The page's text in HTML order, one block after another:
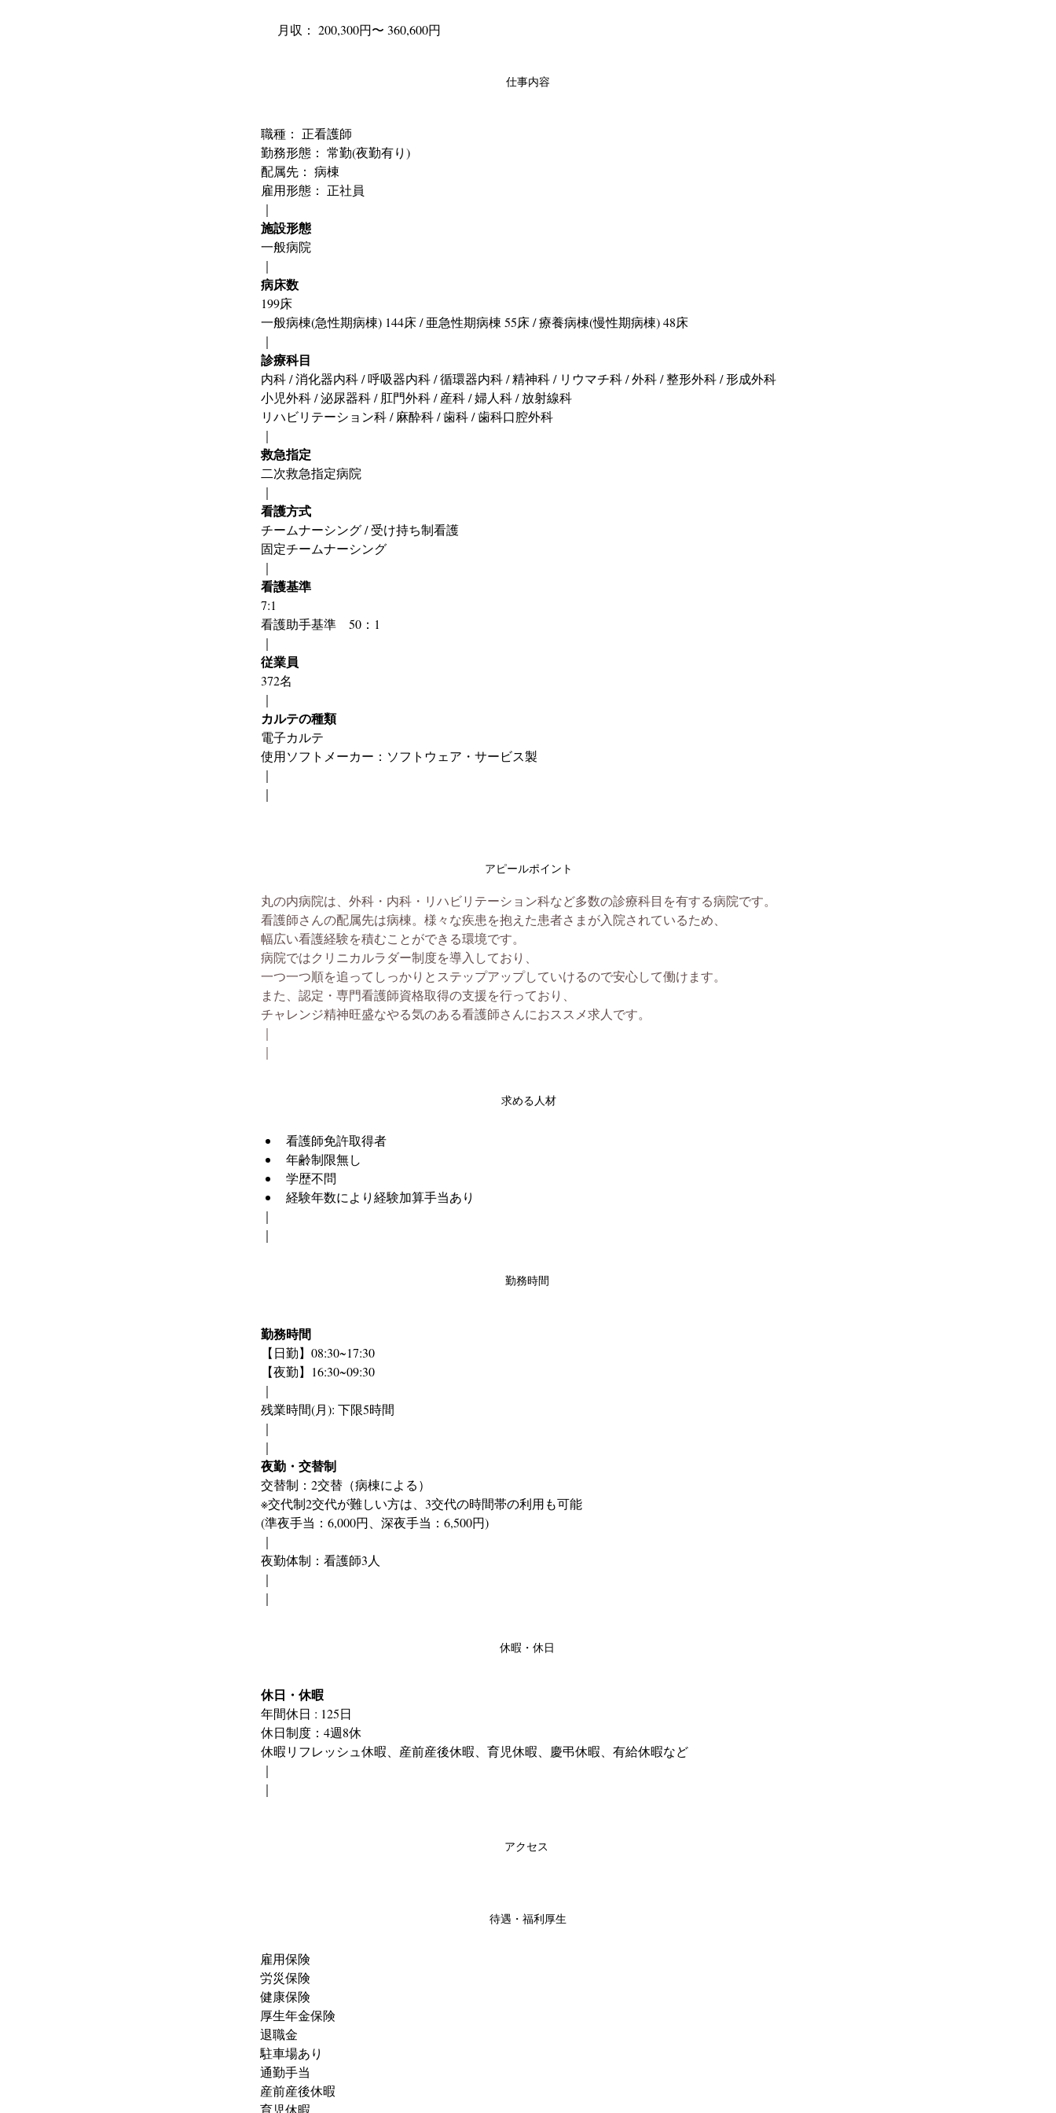
月収： 200,300円〜 360,600円
仕事内容
職種： 正看護師
勤務形態： 常勤(夜勤有り)
配属先： 病棟
雇用形態： 正社員
｜
施設形態
一般病院
｜
病床数
199床
一般病棟(急性期病棟) 144床 / 亜急性期病棟 55床 / 療養病棟(慢性期病棟) 48床
｜
診療科目
内科 / 消化器内科 / 呼吸器内科 / 循環器内科 / 精神科 / リウマチ科 / 外科 / 整形外科 / 形成外科
小児外科 / 泌尿器科 / 肛門外科 / 産科 / 婦人科 / 放射線科
リハビリテーション科 / 麻酔科 / 歯科 / 歯科口腔外科
｜
救急指定
二次救急指定病院
｜
看護方式
チームナーシング / 受け持ち制看護
固定チームナーシング
｜
看護基準
7:1
看護助手基準　50：1
｜
従業員
372名
｜
カルテの種類
電子カルテ
使用ソフトメーカー：ソフトウェア・サービス製
｜
｜
アピールポイント
丸の内病院は、外科・内科・リハビリテーション科など多数の診療科目を有する病院です。
看護師さんの配属先は病棟。様々な疾患を抱えた患者さまが入院されているため、
幅広い看護経験を積むことができる環境です。
病院ではクリニカルラダー制度を導入しており、
一つ一つ順を追ってしっかりとステップアップしていけるので安心して働けます。
また、認定・専門看護師資格取得の支援を行っており、
チャレンジ精神旺盛なやる気のある看護師さんにおススメ求人です。
｜
｜
求める人材
看護師免許取得者
年齢制限無し
学歴不問
経験年数により経験加算手当あり
｜
｜
勤務時間
勤務時間
【日勤】08:30~17:30
【夜勤】16:30~09:30
｜
残業時間(月): 下限5時間
｜
｜
夜勤・交替制
交替制：2交替（病棟による）
※交代制2交代が難しい方は、3交代の時間帯の利用も可能
(準夜手当：6,000円、深夜手当：6,500円)
｜
夜勤体制：看護師3人
｜
｜
休暇・休日
休日・休暇
年間休日 : 125日
休日制度：4週8休
休暇リフレッシュ休暇、産前産後休暇、育児休暇、慶弔休暇、有給休暇など
｜
｜
アクセス
待遇・福利厚生
雇用保険
労災保険
健康保険
厚生年金保険
退職金
駐車場あり
通勤手当
産前産後休暇
育児休暇